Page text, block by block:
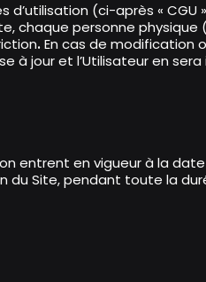
d’utilisation (ci-après «
chaque personne
.En cas de modification
à jour et l’Utilisateur en sera
entrent en vigueur à la
du Site, pendant toute la